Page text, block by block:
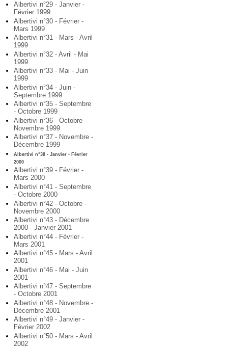
Albertivi n°29 - Janvier -
Février 1999
Albertivi n°30 - Février -
Mars 1999
Albertivi n°31 - Mars - Avril
1999
Albertivi n°32 - Avril - Mai
1999
Albertivi n°33 - Mai - Juin
1999
Albertivi n°34 - Juin -
Septembre 1999
Albertivi n°35 - Septembre
- Octobre 1999
Albertivi n°36 - Octobre -
Novembre 1999
Albertivi n°37 - Novembre -
Décembre 1999
Albertivi n°38 - Janvier - Février
2000
Albertivi n°39 - Février -
Mars 2000
Albertivi n°41 - Septembre
- Octobre 2000
Albertivi n°42 - Octobre -
Novembre 2000
Albertivi n°43 - Décembre
2000 - Janvier 2001
Albertivi n°44 - Février -
Mars 2001
Albertivi n°45 - Mars - Avril
2001
Albertivi n°46 - Mai - Juin
2001
Albertivi n°47 - Septembre
- Octobre 2001
Albertivi n°48 - Novembre -
Décembre 2001
Albertivi n°49 - Janvier -
Février 2002
Albertivi n°50 - Mars - Avril
2002